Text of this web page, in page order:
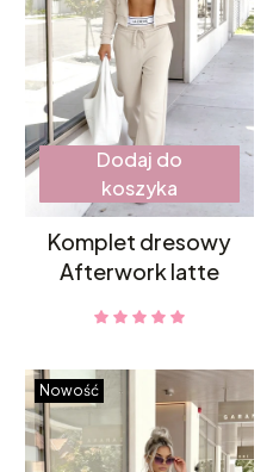
Dodaj do
koszyka
Komplet dresowy
Afterwork latte
Nowość